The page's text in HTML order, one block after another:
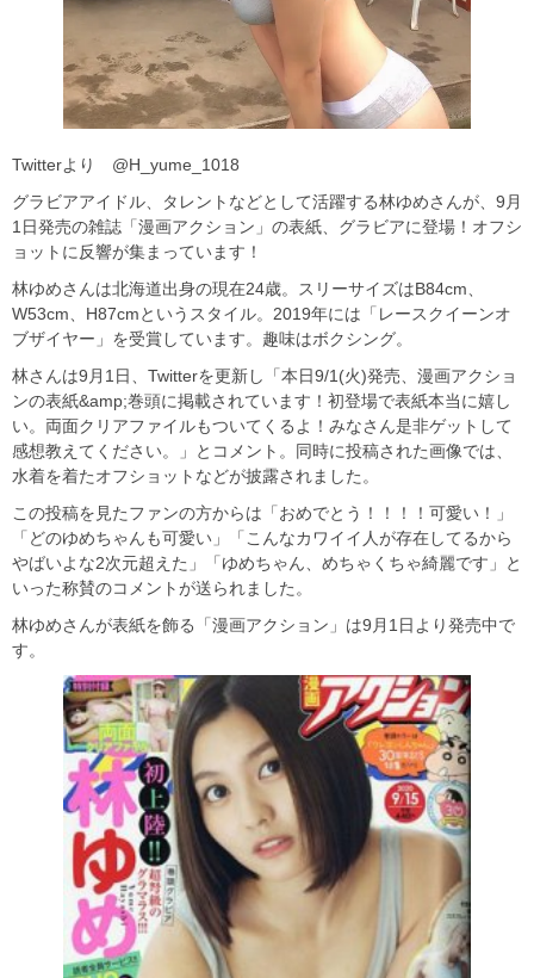
Twitterより @H_yume_1018
グラビアアイドル、タレントなどとして活躍する林ゆめさんが、9月
1日発売の雑誌「漫画アクション」の表紙、グラビアに登場！オフシ
ョットに反響が集まっています！
林ゆめさんは北海道出身の現在24歳。スリーサイズはB84cm、
W53cm、H87cmというスタイル。2019年には「レースクイーンオ
ブザイヤー」を受賞しています。趣味はボクシング。
林さんは9月1日、Twitterを更新し「本日9/1(火)発売、漫画アクショ
ンの表紙&amp;巻頭に掲載されています！初登場で表紙本当に嬉し
い。両面クリアファイルもついてくるよ！みなさん是非ゲットして
感想教えてください。」とコメント。同時に投稿された画像では、
水着を着たオフショットなどが披露されました。
この投稿を見たファンの方からは「おめでとう！！！！可愛い！」
「どのゆめちゃんも可愛い」「こんなカワイイ人が存在してるから
やばいよな2次元超えた」「ゆめちゃん、めちゃくちゃ綺麗です」と
いった称賛のコメントが送られました。
林ゆめさんが表紙を飾る「漫画アクション」は9月1日より発売中で
す。